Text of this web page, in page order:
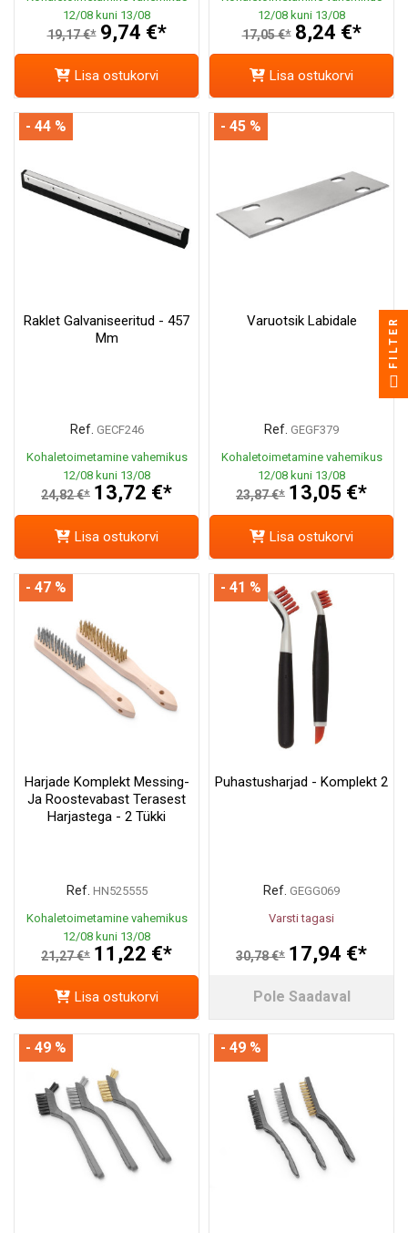
12/08 kuni 13/08
19,17 €* 9,74 €*
Lisa ostukorvi
12/08 kuni 13/08
17,05 €* 8,24 €*
Lisa ostukorvi
Raklet Galvaniseeritud - 457
Mm
Ref. GECF246
Kohaletoimetamine vahemikus
12/08 kuni 13/08
24,82 €* 13,72 €*
- 44 %
Lisa ostukorvi
Varuotsik Labidale
Ref. GEGF379
Kohaletoimetamine vahemikus
12/08 kuni 13/08
23,87 €* 13,05 €*
- 45 %
Lisa ostukorvi
Harjade Komplekt Messing-
Ja Roostevabast Terasest
Harjastega - 2 Tükki
Ref. HN525555
Kohaletoimetamine vahemikus
12/08 kuni 13/08
21,27 €* 11,22 €*
- 47 %
Lisa ostukorvi
Puhastusharjad - Komplekt 2
Ref. GEGG069
Varsti tagasi
30,78 €* 17,94 €*
- 41 %
Pole Saadaval
- 49 % - 49 %
FILTER